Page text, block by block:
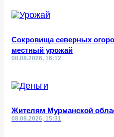
Сокровища северных
местный урожай
08.08.2026, 16:12
Жителям Мурманской
08.08.2026, 15:31